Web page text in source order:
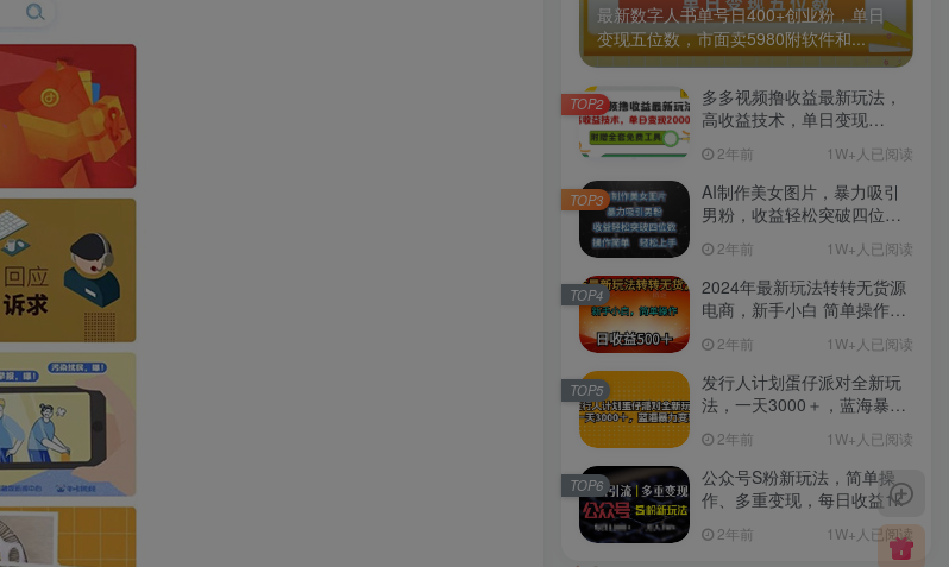
最新数字人书单号日400+创业粉，单日
变现五位数，市面卖5980附软件和...
多多视频撸收益最新玩法，
高收益技术，单日变现
2年前 1W+人已阅读
TOP2
AI制作美女图片，暴力吸引
男粉，收益轻松突破四位
2年前 1W+人已阅读
TOP3
2024年最新玩法转转无货源
电商，新手小白 简单操作，
2年前 1W+人已阅读
TOP4
发行人计划蛋仔派对全新玩
法，一天3000＋，蓝海暴力
2年前 1W+人已阅读
TOP5
公众号S粉新玩法，简单操
作、多重变现，每日收益1k
2年前 1W+人已阅读
TOP6